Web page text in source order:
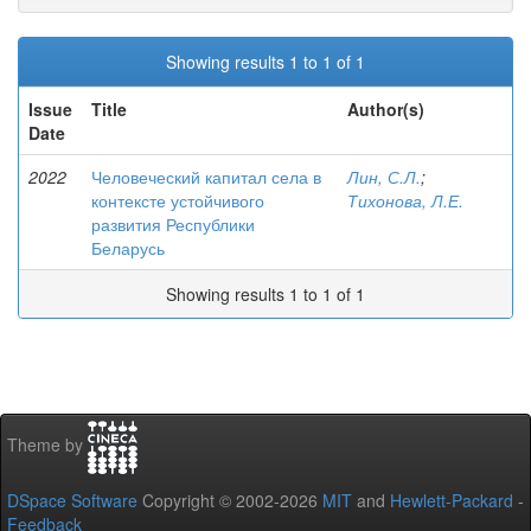
Showing results 1 to 1 of 1
Issue
Date
Title Author(s)
2022
Человеческий капитал села в
контексте устойчивого
развития Республики
Беларусь
Лин, С.Л.;
Тихонова, Л.Е.
Showing results 1 to 1 of 1
Theme by
DSpace Software Copyright © 2002-2026 MIT and Hewlett-Packard -
Feedback